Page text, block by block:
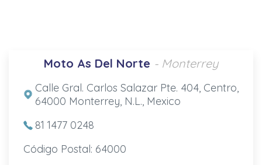
Moto As Del Norte - Monterrey
Calle Gral. Carlos Salazar Pte. 404, Centro,
64000 Monterrey, N.L., Mexico
81 1477 0248
Código Postal: 64000